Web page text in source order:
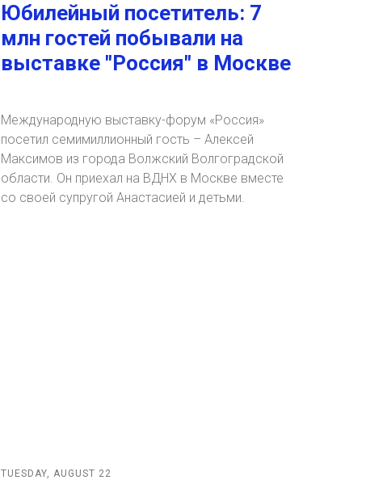
Юбилейный посетитель: 7
млн гостей побывали на
выставке "Россия" в Москве
Международную выставку-форум «Россия»
посетил семимиллионный гость – Алексей
Максимов из города Волжский Волгоградской
области. Он приехал на ВДНХ в Москве вместе
со своей супругой Анастасией и детьми.
TUESDAY, AUGUST 22